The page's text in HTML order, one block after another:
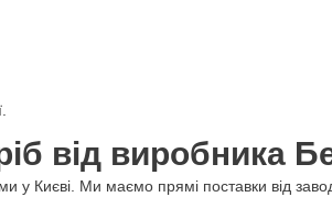
від виробника
у Києві. Ми маємо прямі поставки від